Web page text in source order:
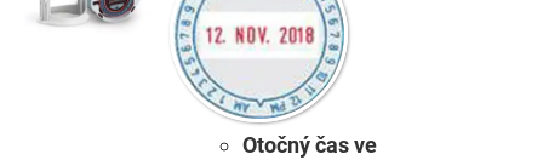
Otočný čas ve